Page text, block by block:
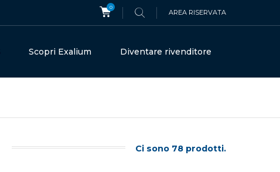
0
AREA RISERVATA
Scopri Exalium Diventare rivenditore
Ci sono 78 prodotti.